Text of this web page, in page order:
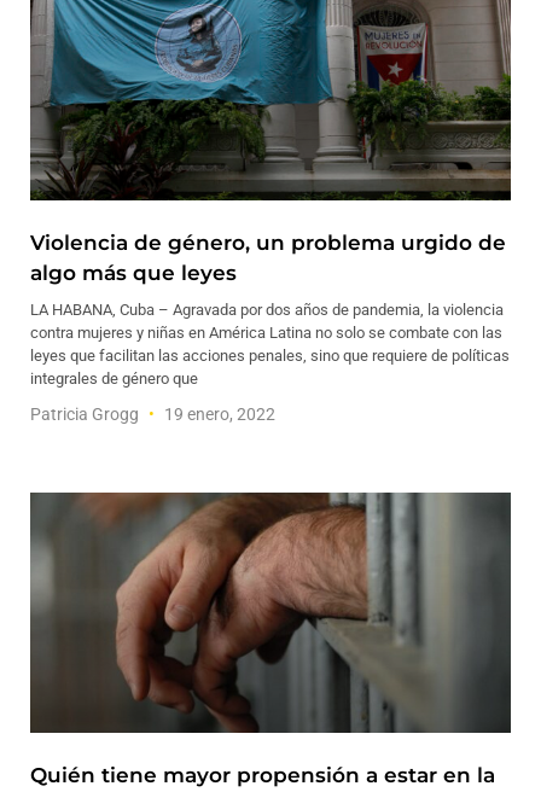
Violencia de género, un problema urgido de
algo más que leyes
LA HABANA, Cuba – Agravada por dos años de pandemia, la violencia
contra mujeres y niñas en América Latina no solo se combate con las
leyes que facilitan las acciones penales, sino que requiere de políticas
integrales de género que
Patricia Grogg 19 enero, 2022
Quién tiene mayor propensión a estar en la